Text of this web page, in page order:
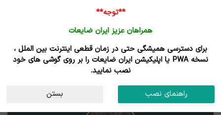
قیمت روز خریداران فروشندگان
نتایج جستجوی قیمت
گلستان
**توجه**
همراهان عزیز ایران ضایعات
برای دسترسی همیشگی حتی در زمان قطعی اینترنت بین الملل ،
نسخه PWA یا اپلیکیشن ایران ضایعات را بر روی گوشی های خود
نصب نمایید.
راهنمای نصب بستن